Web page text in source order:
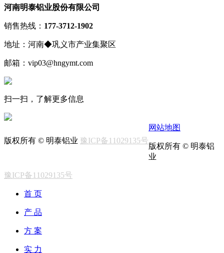
河南明泰铝业股份有限公司
销售热线： 177-3712-1902
地址：河南◆巩义市产业集聚区
邮箱：vip03@hngymt.com
扫一扫，了解更多信息
版权所有 © 明泰铝业 豫ICP备11029135号
网站地图
版权所有 © 明泰铝
业
豫ICP备11029135号
首 页
产 品
方 案
实 力